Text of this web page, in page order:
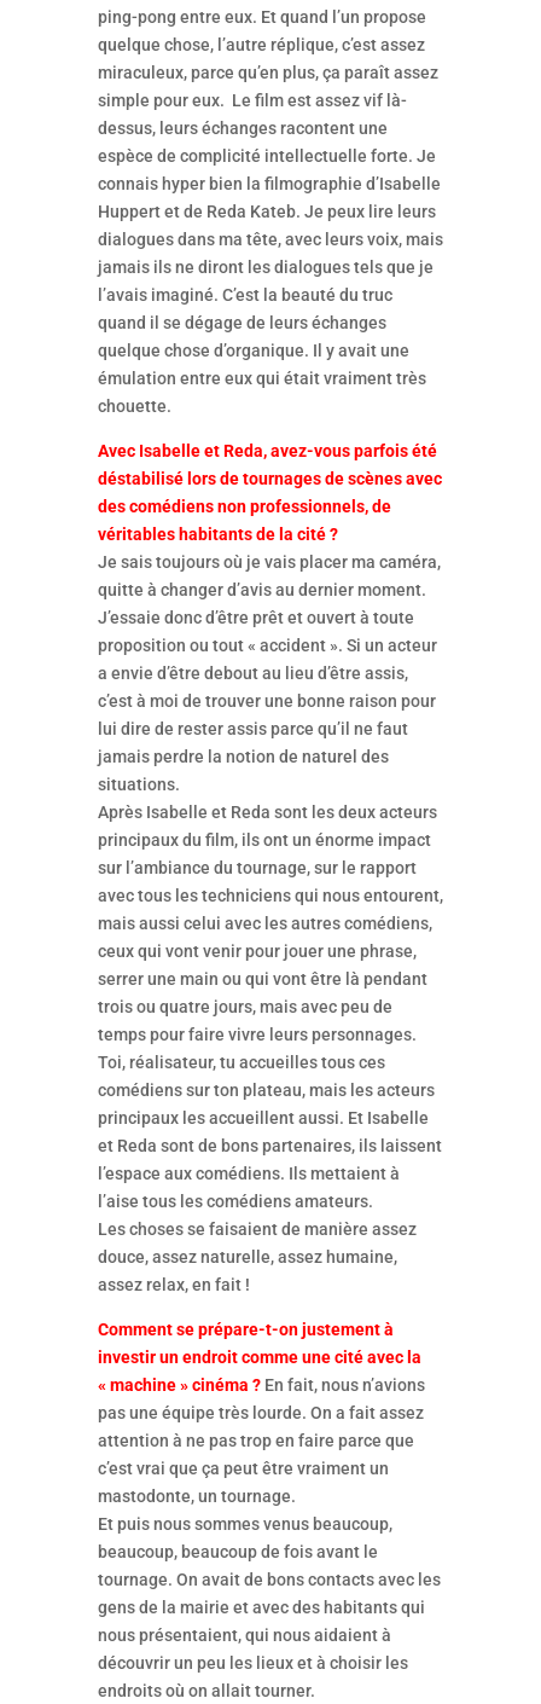
ping-pong entre eux. Et quand l’un propose
quelque chose, l’autre réplique, c’est assez
miraculeux, parce qu’en plus, ça paraît assez
simple pour eux. Le film est assez vif là-
dessus, leurs échanges racontent une
espèce de complicité intellectuelle forte. Je
connais hyper bien la filmographie d’Isabelle
Huppert et de Reda Kateb. Je peux lire leurs
dialogues dans ma tête, avec leurs voix, mais
jamais ils ne diront les dialogues tels que je
l’avais imaginé. C’est la beauté du truc
quand il se dégage de leurs échanges
quelque chose d’organique. Il y avait une
émulation entre eux qui était vraiment très
chouette.
Avec Isabelle et Reda, avez-vous parfois été
déstabilisé lors de tournages de scènes avec
des comédiens non professionnels, de
véritables habitants de la cité ?
Je sais toujours où je vais placer ma caméra,
quitte à changer d’avis au dernier moment.
J’essaie donc d’être prêt et ouvert à toute
proposition ou tout « accident ». Si un acteur
a envie d’être debout au lieu d’être assis,
c’est à moi de trouver une bonne raison pour
lui dire de rester assis parce qu’il ne faut
jamais perdre la notion de naturel des
situations.
Après Isabelle et Reda sont les deux acteurs
principaux du film, ils ont un énorme impact
sur l’ambiance du tournage, sur le rapport
avec tous les techniciens qui nous entourent,
mais aussi celui avec les autres comédiens,
ceux qui vont venir pour jouer une phrase,
serrer une main ou qui vont être là pendant
trois ou quatre jours, mais avec peu de
temps pour faire vivre leurs personnages.
Toi, réalisateur, tu accueilles tous ces
comédiens sur ton plateau, mais les acteurs
principaux les accueillent aussi. Et Isabelle
et Reda sont de bons partenaires, ils laissent
l’espace aux comédiens. Ils mettaient à
l’aise tous les comédiens amateurs.
Les choses se faisaient de manière assez
douce, assez naturelle, assez humaine,
assez relax, en fait !
Comment se prépare-t-on justement à
investir un endroit comme une cité avec la
« machine » cinéma ? En fait, nous n’avions
pas une équipe très lourde. On a fait assez
attention à ne pas trop en faire parce que
c’est vrai que ça peut être vraiment un
mastodonte, un tournage.
Et puis nous sommes venus beaucoup,
beaucoup, beaucoup de fois avant le
tournage. On avait de bons contacts avec les
gens de la mairie et avec des habitants qui
nous présentaient, qui nous aidaient à
découvrir un peu les lieux et à choisir les
endroits où on allait tourner.